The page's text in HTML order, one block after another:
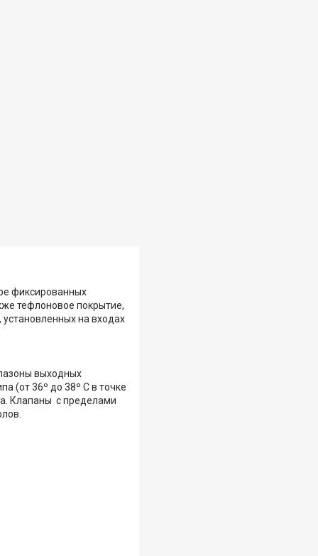
фиксированных
тефлоновое покрытие,
на входах
выходных
(от 36º до 38º С в точке
Клапаны с пределами